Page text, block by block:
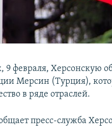
9 февраля, Херсонскую
Мерсин (Турция),
в ряде отраслей.
пресс-служба